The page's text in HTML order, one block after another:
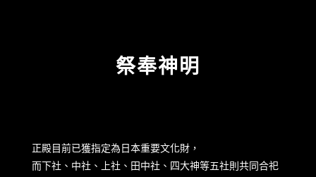
祭奉神明
正殿目前已獲指定為日本重要文化財，
而下社、中社、上社、田中社、四大神等五社則共同合祀